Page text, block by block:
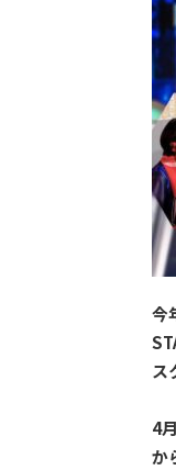
今
ス
4
か